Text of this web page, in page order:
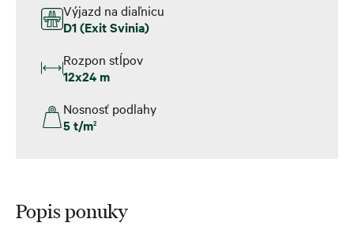
Výjazd na diaľnicu
D1 (Exit Svinia)
Rozpon stĺpov
12x24 m
Nosnosť podlahy
5 t/m2
Popis ponuky